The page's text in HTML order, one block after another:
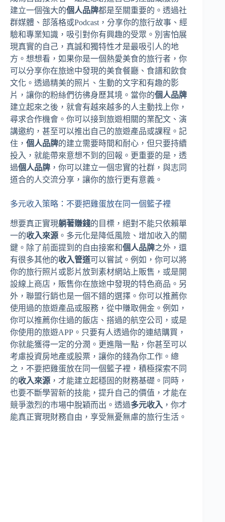
建立一個強大的個人品牌都是至關重要的。透過社
群媒體、部落格或Podcast，分享你的旅行故事、經
驗和專業知識，吸引對你有興趣的受眾。別害怕展
現真實的自己，真誠和獨特性才是最吸引人的地
方。想想看，如果你是一個熱愛美食的旅行者，你
可以分享你在旅途中發現的美食餐廳、食譜和飲食
文化。透過精美的照片、生動的文字和有趣的影
片，讓你的粉絲們彷彿身歷其境。當你的個人品牌
建立起來之後，就會有越來越多的人主動找上你，
尋求合作機會。你可以接到旅遊相關的業配文、演
講邀約，甚至可以推出自己的旅遊產品或課程。記
住， 個人品牌的建立需要時間和耐心，但只要持續
投入，就能帶來意想不到的回報。更重要的是，透
過個人品牌 ，你可以建立一個忠實的社群，與志同
道合的人交流分享，讓你的旅行更有意義。
多元收入策略：不要把雞蛋放在同一個籃子裡
想要真正實現躺著賺錢的目標，絕對不能只依賴單
一的收入來源 。多元化是降低風險、增加收入的關
鍵。除了前面提到的自由接案和個人品牌之外，還
有很多其他的收入管道可以嘗試。例如，你可以將
你的旅行照片或影片放到素材網站上販售，或是開
設線上商店，販售你在旅途中發現的特色商品。另
外，聯盟行銷也是一個不錯的選擇。你可以推薦你
使用過的旅遊產品或服務，從中賺取佣金。例如，
你可以推薦你住過的飯店、搭過的航空公司，或是
你使用的旅遊APP。只要有人透過你的連結購買，
你就能獲得一定的分潤。更進階一點，你甚至可以
考慮投資房地產或股票，讓你的錢為你工作。總
之，不要把雞蛋放在同一個籃子裡，積極探索不同
的收入來源 ，才能建立起穩固的財務基礎。同時，
也要不斷學習新的技能，提升自己的價值，才能在
競爭激烈的市場中脫穎而出。透過多元收入 ，你才
能真正實現財務自由，享受無憂無慮的旅行生活。